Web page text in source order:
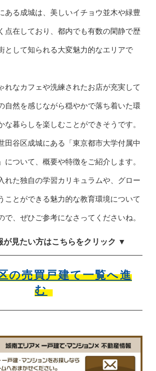
ある成城は、美しいイチョウ並木や緑豊
点在しており、都内でも有数の閑静で歴
として知られる大変魅力的なエリアで
れなカフェや洗練されたお店が充実して
自然を感じながら穏やかで落ち着いた環
な暮らしを楽しむことができそうです。
田谷区成城にある「東京都市大学付属中
について、概要や特徴をご紹介します。
れた独自の学習カリキュラムや、グロー
ことができる魅力的な教育環境について
で、ぜひご参考になさってくださいね。
が見たい方はこちらをクリック ▼
の売買戸建て一覧へ進
む